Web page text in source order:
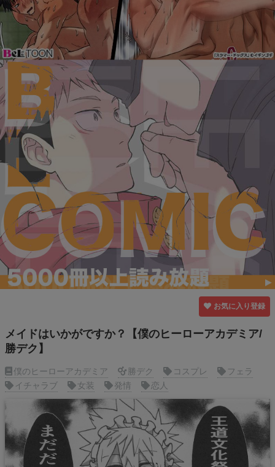
お気に入り登録
メイドはいかがですか？【僕のヒーローアカデミア/
勝デク】
僕のヒーローアカデミア 勝デク コスプレ
フェラ
イチャラブ
女装 発情 恋人